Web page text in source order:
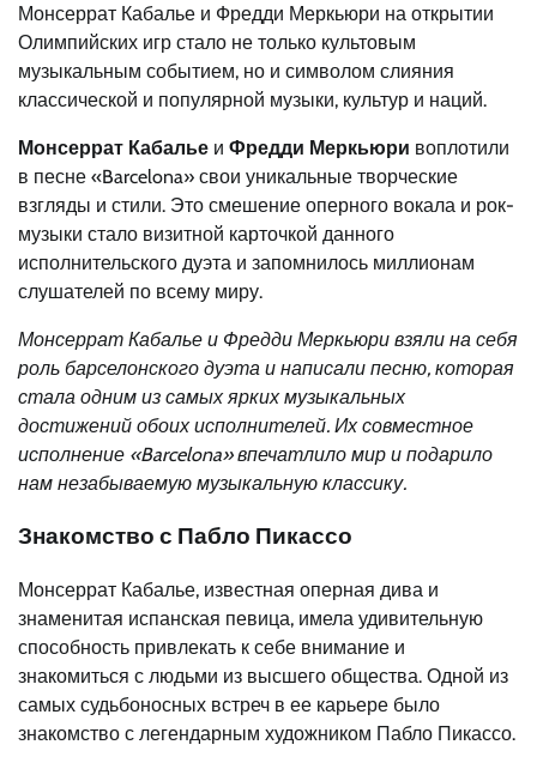
Монсеррат Кабалье и Фредди Меркьюри на открытии
Олимпийских игр стало не только культовым
музыкальным событием, но и символом слияния
классической и популярной музыки, культур и наций.
Монсеррат Кабалье и Фредди Меркьюри воплотили
в песне «Barcelona» свои уникальные творческие
взгляды и стили. Это смешение оперного вокала и рок-
музыки стало визитной карточкой данного
исполнительского дуэта и запомнилось миллионам
слушателей по всему миру.
Монсеррат Кабалье и Фредди Меркьюри взяли на себя
роль барселонского дуэта и написали песню, которая
стала одним из самых ярких музыкальных
достижений обоих исполнителей. Их совместное
исполнение «Barcelona» впечатлило мир и подарило
нам незабываемую музыкальную классику.
Знакомство с Пабло Пикассо
Монсеррат Кабалье, известная оперная дива и
знаменитая испанская певица, имела удивительную
способность привлекать к себе внимание и
знакомиться с людьми из высшего общества. Одной из
самых судьбоносных встреч в ее карьере было
знакомство с легендарным художником Пабло Пикассо.